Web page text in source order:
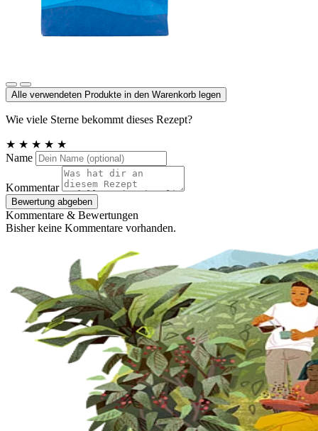
Alle verwendeten Produkte in den Warenkorb legen
Wie viele Sterne bekommt dieses Rezept?
★ ★ ★ ★ ★
Name
Kommentar
Bewertung abgeben
Kommentare & Bewertungen
Bisher keine Kommentare vorhanden.